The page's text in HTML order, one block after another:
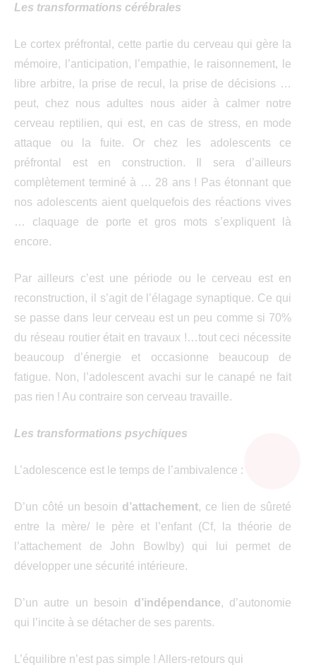
Les transformations cérébrales
Le cortex préfrontal, cette partie du cerveau qui gère la
mémoire, l’anticipation, l’empathie, le raisonnement, le
libre arbitre, la prise de recul, la prise de décisions …
peut, chez nous adultes nous aider à calmer notre
cerveau reptilien, qui est, en cas de stress, en mode
attaque ou la fuite. Or chez les adolescents ce
préfrontal est en construction. Il sera d’ailleurs
complètement terminé à … 28 ans ! Pas étonnant que
nos adolescents aient quelquefois des réactions vives
… claquage de porte et gros mots s’expliquent là
encore.
Par ailleurs c’est une période ou le cerveau est en
reconstruction, il s’agit de l’élagage synaptique. Ce qui
se passe dans leur cerveau est un peu comme si 70%
du réseau routier était en travaux !…tout ceci nécessite
beaucoup d’énergie et occasionne beaucoup de
fatigue. Non, l’adolescent avachi sur le canapé ne fait
pas rien ! Au contraire son cerveau travaille.
Les transformations psychiques
L’adolescence est le temps de l’ambivalence :
D’un côté un besoin d’attachement, ce lien de sûreté
entre la mère/ le père et l’enfant (Cf, la théorie de
l’attachement de John Bowlby) qui lui permet de
développer une sécurité intérieure.
D’un autre un besoin d’indépendance, d’autonomie
qui l’incite à se détacher de ses parents.
L’équilibre n’est pas simple ! Allers-retours qui